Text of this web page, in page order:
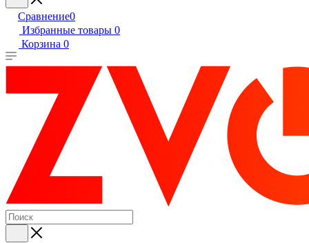
Сравнение0
Избранные товары 0
Корзина 0